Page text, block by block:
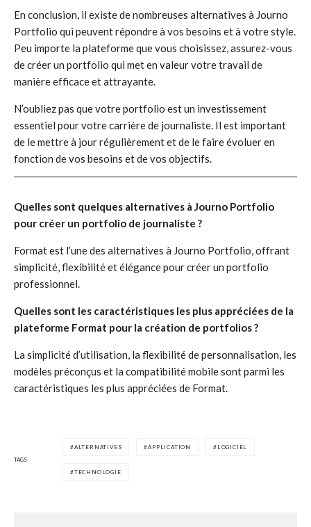
En conclusion, il existe de nombreuses alternatives à Journo
Portfolio qui peuvent répondre à vos besoins et à votre style.
Peu importe la plateforme que vous choisissez, assurez-vous
de créer un portfolio qui met en valeur votre travail de
manière efficace et attrayante.
N’oubliez pas que votre portfolio est un investissement
essentiel pour votre carrière de journaliste. Il est important
de le mettre à jour régulièrement et de le faire évoluer en
fonction de vos besoins et de vos objectifs.
Quelles sont quelques alternatives à Journo Portfolio
pour créer un portfolio de journaliste ?
Format est l’une des alternatives à Journo Portfolio, offrant
simplicité, flexibilité et élégance pour créer un portfolio
professionnel.
Quelles sont les caractéristiques les plus appréciées de la
plateforme Format pour la création de portfolios ?
La simplicité d’utilisation, la flexibilité de personnalisation, les
modèles préconçus et la compatibilité mobile sont parmi les
caractéristiques les plus appréciées de Format.
TAGS
ALTERNATIVES APPLICATION LOGICIEL
TECHNOLOGIE